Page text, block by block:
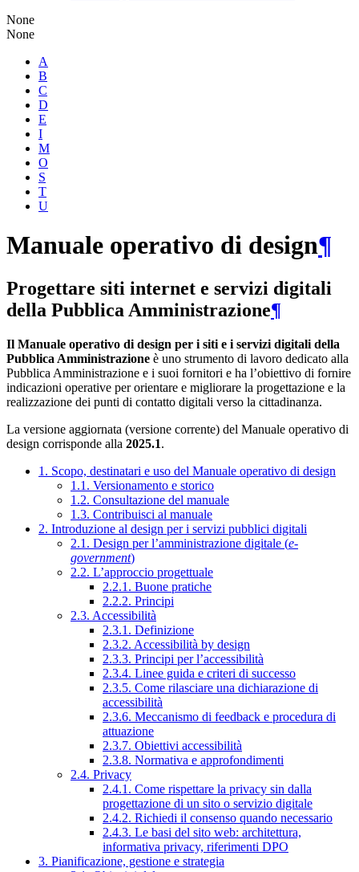
None
None
A
B
C
D
E
I
M
O
S
T
U
Manuale operativo di design¶
Progettare siti internet e servizi digitali
della Pubblica Amministrazione¶
Il Manuale operativo di design per i siti e i servizi digitali della
Pubblica Amministrazione è uno strumento di lavoro dedicato alla
Pubblica Amministrazione e i suoi fornitori e ha l’obiettivo di fornire
indicazioni operative per orientare e migliorare la progettazione e la
realizzazione dei punti di contatto digitali verso la cittadinanza.
La versione aggiornata (versione corrente) del Manuale operativo di
design corrisponde alla 2025.1.
1. Scopo, destinatari e uso del Manuale operativo di design
1.1. Versionamento e storico
1.2. Consultazione del manuale
1.3. Contribuisci al manuale
2. Introduzione al design per i servizi pubblici digitali
2.1. Design per l’amministrazione digitale (e-
government)
2.2. L’approccio progettuale
2.2.1. Buone pratiche
2.2.2. Principi
2.3. Accessibilità
2.3.1. Definizione
2.3.2. Accessibilità by design
2.3.3. Principi per l’accessibilità
2.3.4. Linee guida e criteri di successo
2.3.5. Come rilasciare una dichiarazione di
accessibilità
2.3.6. Meccanismo di feedback e procedura di
attuazione
2.3.7. Obiettivi accessibilità
2.3.8. Normativa e approfondimenti
2.4. Privacy
2.4.1. Come rispettare la privacy sin dalla
progettazione di un sito o servizio digitale
2.4.2. Richiedi il consenso quando necessario
2.4.3. Le basi del sito web: architettura,
informativa privacy, riferimenti DPO
3. Pianificazione, gestione e strategia